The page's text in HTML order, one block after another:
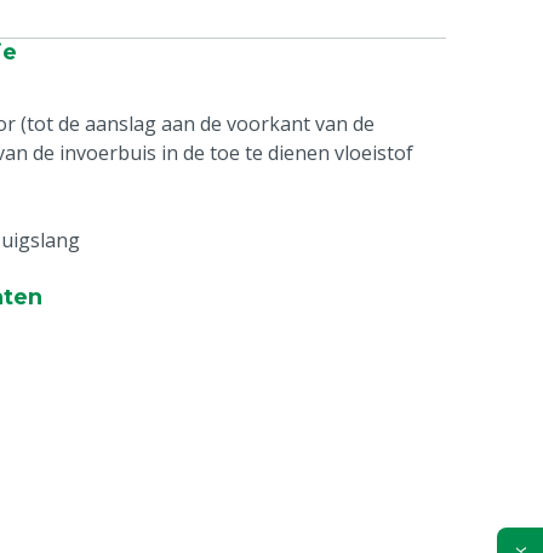
(tot de aanslag aan de voorkant van de
de invoerbuis in de toe te dienen vloeistof